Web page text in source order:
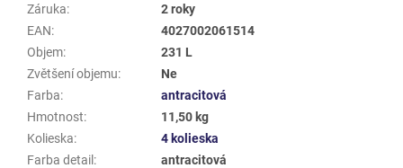
Záruka:
2 roky
EAN:
4027002061514
Objem:
231 L
Zvětšení objemu:
Ne
Farba:
antracitová
Hmotnost:
11,50 kg
Kolieska:
4 kolieska
Farba detail :
antracitová